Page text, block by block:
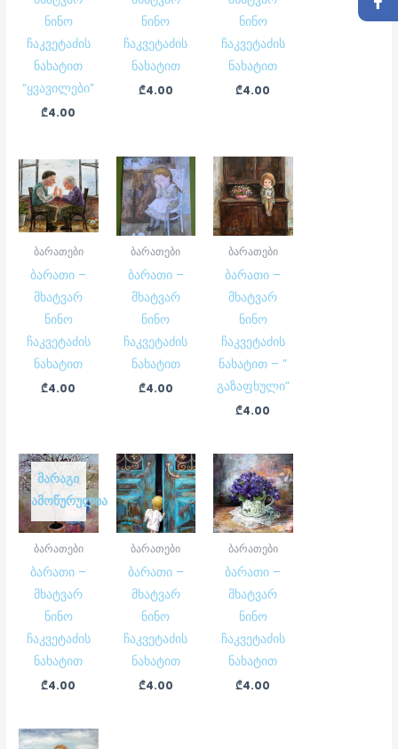
ნინო
ჩაკვეტაძის
ნახატით
“ყვავილები”
₾4.00
ნინო
ჩაკვეტაძის
ნახატით
₾4.00
ნინო
ჩაკვეტაძის
ნახატით
₾4.00
ბარათები
ბარათი –
მხატვარ
ნინო
ჩაკვეტაძის
ნახატით
₾4.00
ბარათები
ბარათი –
მხატვარ
ნინო
ჩაკვეტაძის
ნახატით
₾4.00
ბარათები
ბარათი –
მხატვარ
ნინო
ჩაკვეტაძის
ნახატით – ”
გაზაფხული”
₾4.00
ᲛᲐᲠᲐᲒᲘ
ᲐᲛᲝᲬᲣᲠᲣᲚᲘᲐ
ბარათები
ბარათი –
მხატვარ
ნინო
ჩაკვეტაძის
ნახატით
₾4.00
ბარათები
ბარათი –
მხატვარ
ნინო
ჩაკვეტაძის
ნახატით
₾4.00
ბარათები
ბარათი –
მხატვარ
ნინო
ჩაკვეტაძის
ნახატით
₾4.00